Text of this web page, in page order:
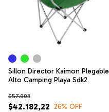
Sillon Director Kaimon Plegable
Alto Camping Playa Sdk2
$42.182,22
$57.003
26% OFF